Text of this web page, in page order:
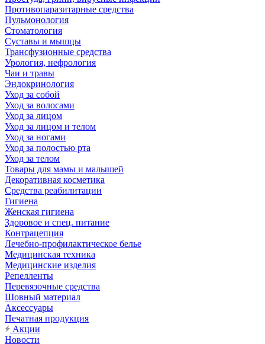
Противопаразитарные средства
Пульмонология
Стоматология
Суставы и мышцы
Трансфузионные средства
Урология, нефрология
Чаи и травы
Эндокринология
Уход за собой
Уход за волосами
Уход за лицом
Уход за лицом и телом
Уход за ногами
Уход за полостью рта
Уход за телом
Товары для мамы и малышей
Декоративная косметика
Средства реабилитации
Гигиена
Женская гигиена
Здоровое и спец. питание
Контрацепция
Лечебно-профилактическое белье
Медицинская техника
Медицинские изделия
Репелленты
Перевязочные средства
Шовный материал
Аксессуары
Печатная продукция
Акции
Новости